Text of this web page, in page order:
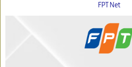
FPT Net